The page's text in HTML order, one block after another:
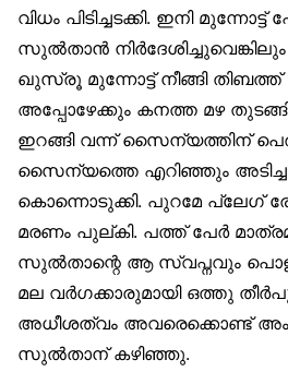
വിധം പിടിച്ചടക്കി. ഇനി
സുല്‍താന്‍
ഖുസ്രൂ മുന്നോട്ട് നീങ്ങി തിബത്ത്
അപ്പോഴേക്കും കനത്ത മഴ
ഇറങ്ങി വന്ന് സൈന്യത്തിന്
സൈന്യത്തെ എറിഞ്ഞും
കൊന്നൊടുക്കി. പുറമേ പ്ലേഗ്
മരണം പുല്കി. പത്ത് പേര്‍
സുല്‍താന്റെ ആ സ്വപ്നവും
മല വര്‍ഗക്കാരുമായി ഒത്തു
അധീശത്വം അവരെക്കൊണ്ട്
സുല്‍താന് കഴിഞ്ഞു.